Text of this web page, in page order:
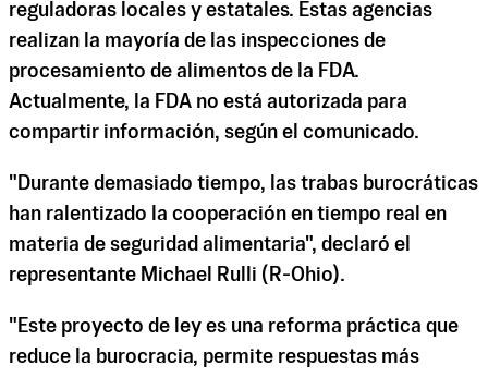
reguladoras locales y estatales. Estas agencias
realizan la mayoría de las inspecciones de
procesamiento de alimentos de la FDA.
Actualmente, la FDA no está autorizada para
compartir información, según el comunicado.
"Durante demasiado tiempo, las trabas burocráticas
han ralentizado la cooperación en tiempo real en
materia de seguridad alimentaria", declaró el
representante Michael Rulli (R-Ohio).
"Este proyecto de ley es una reforma práctica que
reduce la burocracia, permite respuestas más